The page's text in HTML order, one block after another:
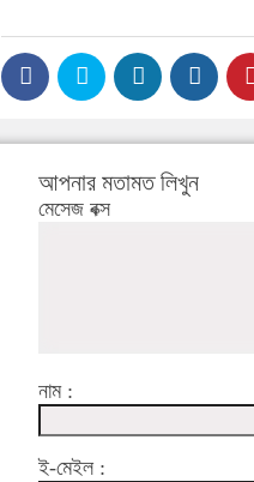
আপনার মতামত লিখুন
মেসেজ বক্স
নাম :
ই-মেইল :